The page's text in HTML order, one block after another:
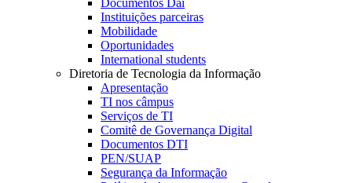
Instituições parceiras
Mobilidade
Oportunidades
International students
Diretoria de Tecnologia da Informação
Apresentação
TI nos câmpus
Serviços de TI
Comitê de Governança Digital
Documentos DTI
PEN/SUAP
Segurança da Informação